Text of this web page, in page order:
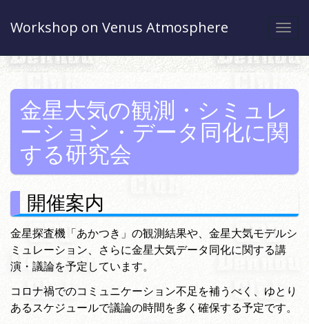
Workshop on Venus Atmosphere
金星大気の観測・シミュレ
ーション・データ同化に関
する研究会
開催案内
金星探査機「あかつき」の観測結果や、金星大気モデルシ
ミュレーション、さらに金星大気データ同化に関する講
演・議論を予定しています。
コロナ禍でのコミュニケーション不足を補うべく、ゆとり
あるスケジュールで議論の時間を多く確保する予定です。